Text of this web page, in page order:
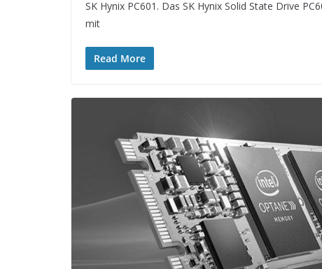
SK Hynix PC601. Das SK Hynix Solid State Drive
mit
Read More